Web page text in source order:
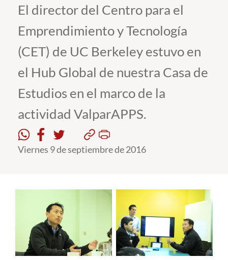
Admisión
Pregrado
Postgrado
Formación Continua
Estudiantes
Académicos
El director del Centro para el
Emprendimiento y Tecnología
(CET) de UC Berkeley estuvo en
el Hub Global de nuestra Casa de
Estudios en el marco de la
actividad ValparAPPS.
Viernes 9 de septiembre de 2016